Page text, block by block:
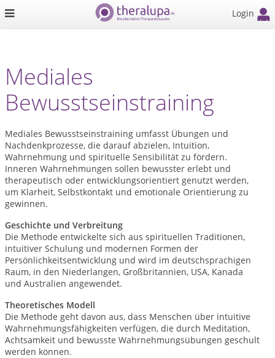
Login
Mediales
Bewusstseinstraining
Mediales Bewusstseinstraining umfasst Übungen und
Nachdenkprozesse, die darauf abzielen, Intuition,
Wahrnehmung und spirituelle Sensibilität zu fördern.
Inneren Wahrnehmungen sollen bewusster erlebt und
therapeutisch oder entwicklungsorientiert genutzt werden,
um Klarheit, Selbstkontakt und emotionale Orientierung zu
gewinnen.
Geschichte und Verbreitung
Die Methode entwickelte sich aus spirituellen Traditionen,
intuitiver Schulung und modernen Formen der
Persönlichkeitsentwicklung und wird im deutschsprachigen
Raum, in den Niederlangen, Großbritannien, USA, Kanada
und Australien angewendet.
Theoretisches Modell
Die Methode geht davon aus, dass Menschen über intuitive
Wahrnehmungsfähigkeiten verfügen, die durch Meditation,
Achtsamkeit und bewusste Wahrnehmungsübungen geschult
werden können.